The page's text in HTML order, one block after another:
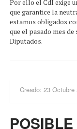
Por ello el CdI exige
que garantice la
estamos obligados
que el pasado mes
Diputados.
Creado: 23 Octubre